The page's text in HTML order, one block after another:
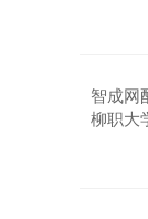
智成网
柳职大